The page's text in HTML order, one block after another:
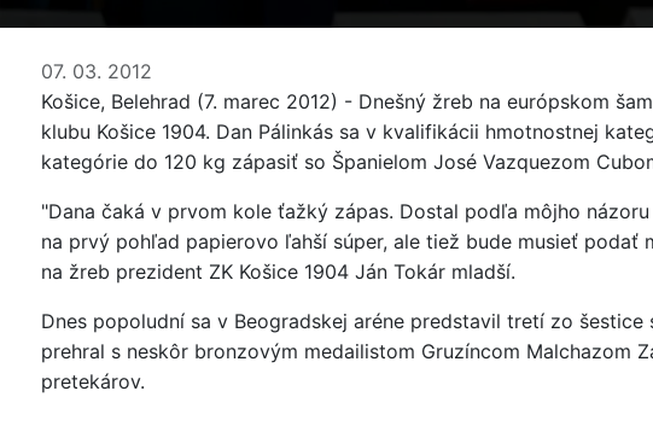
07. 03. 2012
Košice, Belehrad (7. marec 2012) - Dnešný žreb na európskom
klubu Košice 1904. Dan Pálinkás sa v kvalifikácii hmotnostnej
kategórie do 120 kg zápasiť so Španielom José Vazquezom
"Dana čaká v prvom kole ťažký zápas. Dostal podľa môjho
na prvý pohľad papierovo ľahší súper, ale tiež bude musieť
na žreb prezident ZK Košice 1904 Ján Tokár mladší.
Dnes popoludní sa v Beogradskej aréne predstavil tretí zo
prehral s neskôr bronzovým medailistom Gruzíncom Malchazom
pretekárov.